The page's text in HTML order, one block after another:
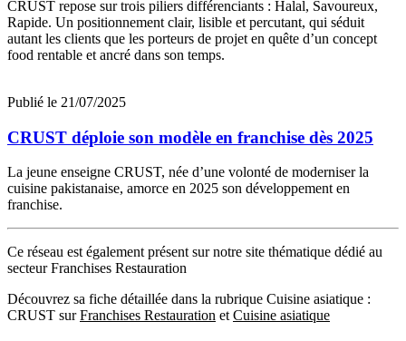
CRUST repose sur trois piliers différenciants : Halal, Savoureux,
Rapide. Un positionnement clair, lisible et percutant, qui séduit
autant les clients que les porteurs de projet en quête d’un concept
food rentable et ancré dans son temps.
Publié le 21/07/2025
CRUST déploie son modèle en franchise dès 2025
La jeune enseigne CRUST, née d’une volonté de moderniser la
cuisine pakistanaise, amorce en 2025 son développement en
franchise.
Ce réseau est également présent sur notre site thématique dédié au
secteur Franchises Restauration
Découvrez sa fiche détaillée dans la rubrique Cuisine asiatique :
CRUST surFranchises Restauration et Cuisine asiatique